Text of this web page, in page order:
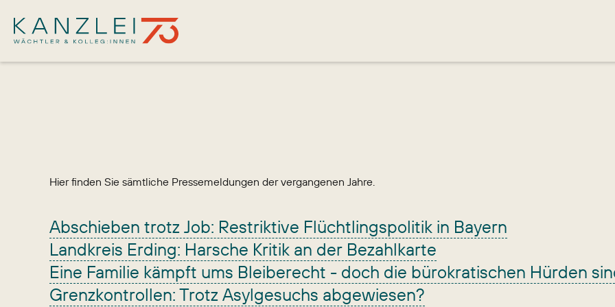
Hier finden Sie sämtliche Pressemeldungen der vergangenen Jahre.
Abschieben trotz Job: Restriktive Flüchtlingspolitik in Bayern
Landkreis Erding: Harsche Kritik an der Bezahlkarte
Eine Familie kämpft ums Bleiberecht - doch die bürokratischen Hürden
Grenzkontrollen: Trotz Asylgesuchs abgewiesen?